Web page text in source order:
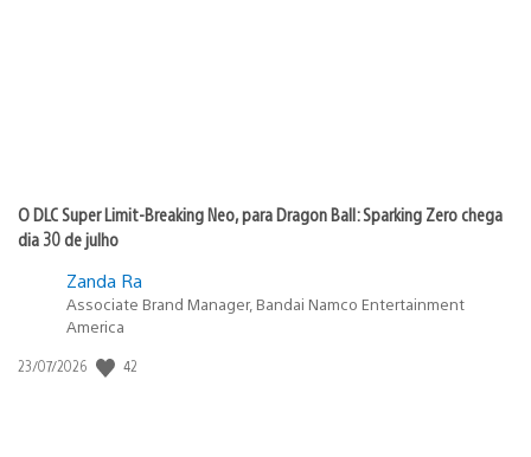
O DLC Super Limit-Breaking Neo, para Dragon Ball: Sparking Zero chega
dia 30 de julho
Zanda Ra
Associate Brand Manager, Bandai Namco Entertainment
America
Data
23/07/2026 42